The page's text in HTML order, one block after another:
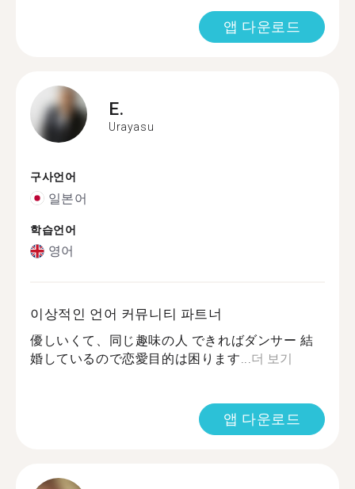
앱 다운로드
E.
Urayasu
구사언어
일본어
학습언어
영어
이상적인 언어 커뮤니티 파트너
優しいくて、同じ趣味の人 できればダンサー 結
婚しているので恋愛目的は困ります...더 보기
앱 다운로드